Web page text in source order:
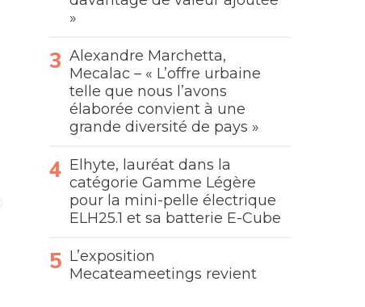
»
Alexandre Marchetta,
Mecalac – « L’offre urbaine
telle que nous l’avons
élaborée convient à une
grande diversité de pays »
Elhyte, lauréat dans la
catégorie Gamme Légère
pour la mini-pelle électrique
ELH25.1 et sa batterie E-Cube
L’exposition
Mecateameetings revient